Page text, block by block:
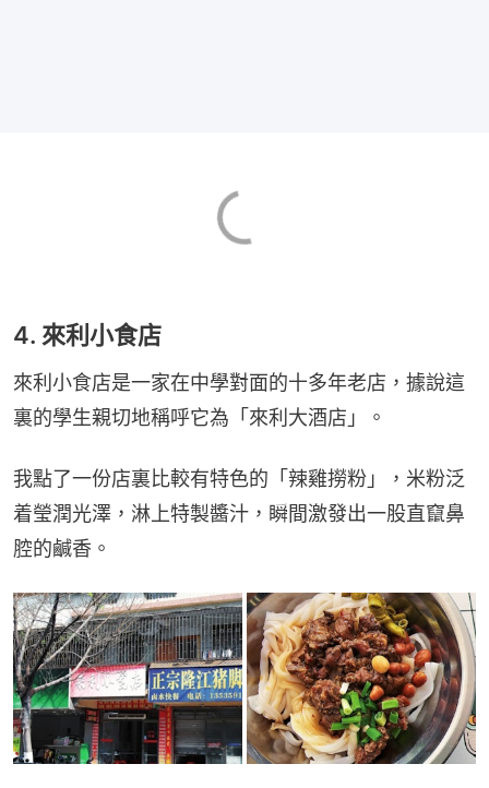
4. 來利小食店
來利小食店是一家在中學對面的十多年老店，據說這
裏的學生親切地稱呼它為「來利大酒店」。
我點了一份店裏比較有特色的「辣雞撈粉」，米粉泛
着瑩潤光澤，淋上特製醬汁，瞬間激發出一股直竄鼻
腔的鹹香。